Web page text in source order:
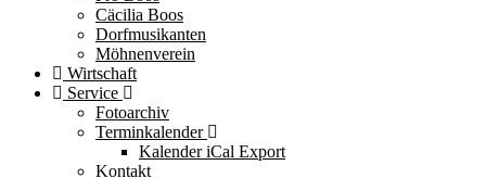
Cäcilia Boos
Dorfmusikanten
Möhnenverein
Wirtschaft
Service
Fotoarchiv
Terminkalender
Kalender iCal Export
Kontakt